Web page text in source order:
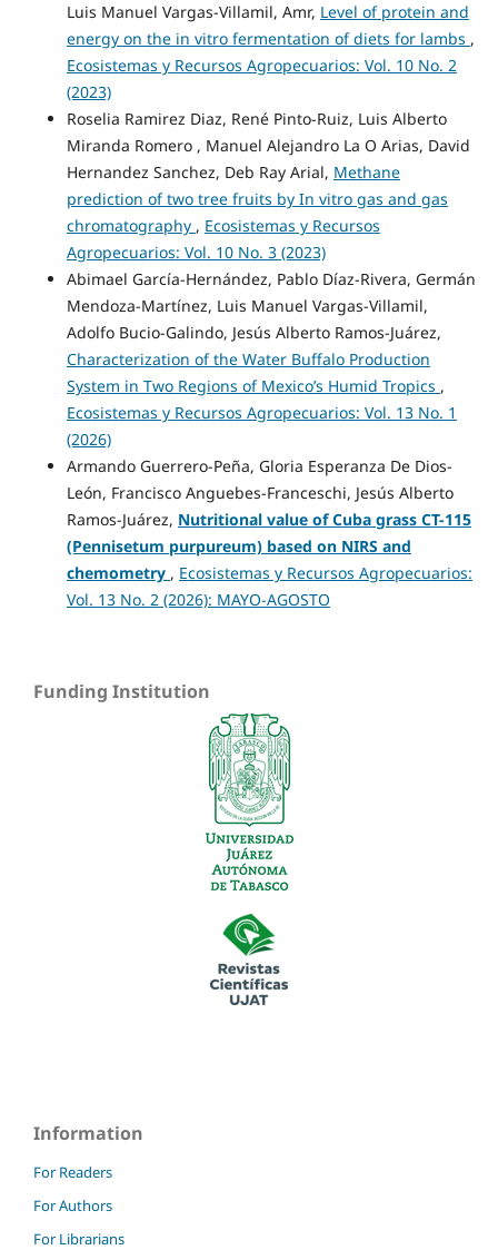
Luis Manuel Vargas-Villamil, Amr, Level of protein and
energy on the in vitro fermentation of diets for lambs ,
Ecosistemas y Recursos Agropecuarios: Vol. 10 No. 2
(2023)
Roselia Ramirez Diaz, René Pinto-Ruiz, Luis Alberto
Miranda Romero , Manuel Alejandro La O Arias, David
Hernandez Sanchez, Deb Ray Arial, Methane
prediction of two tree fruits by In vitro gas and gas
chromatography , Ecosistemas y Recursos
Agropecuarios: Vol. 10 No. 3 (2023)
Abimael García-Hernández, Pablo Díaz-Rivera, Germán
Mendoza-Martínez, Luis Manuel Vargas-Villamil,
Adolfo Bucio-Galindo, Jesús Alberto Ramos-Juárez,
Characterization of the Water Buffalo Production
System in Two Regions of Mexico’s Humid Tropics ,
Ecosistemas y Recursos Agropecuarios: Vol. 13 No. 1
(2026)
Armando Guerrero-Peña, Gloria Esperanza De Dios-
León, Francisco Anguebes-Franceschi, Jesús Alberto
Ramos-Juárez, Nutritional value of Cuba grass CT-115
(Pennisetum purpureum) based on NIRS and
chemometry , Ecosistemas y Recursos Agropecuarios:
Vol. 13 No. 2 (2026): MAYO-AGOSTO
Funding Institution
Information
For Readers
For Authors
For Librarians